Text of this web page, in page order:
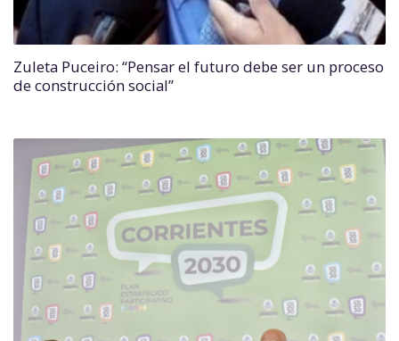
Zuleta Puceiro: “Pensar el futuro debe ser un proceso
de construcción social”